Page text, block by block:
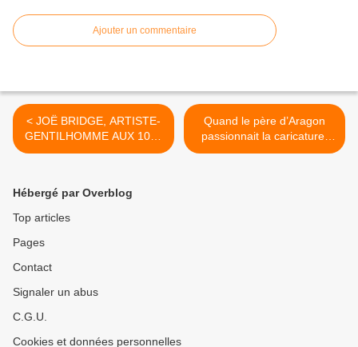
Ajouter un commentaire
< JOË BRIDGE, ARTISTE-
GENTILHOMME AUX 1000
ET UNE VIES ! : une
Quand le père d’Aragon
passionnait la caricature,
par Daniel Dugne >
Hébergé par Overblog
Top articles
Pages
Contact
Signaler un abus
C.G.U.
Cookies et données personnelles